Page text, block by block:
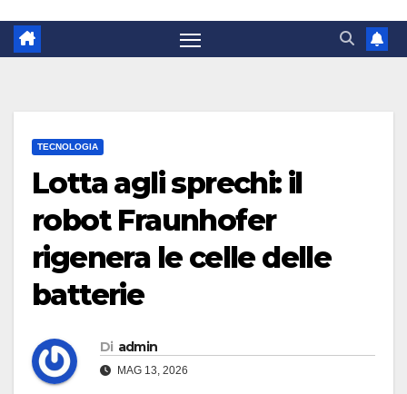
TECNOLOGIA
Lotta agli sprechi: il
robot Fraunhofer
rigenera le celle delle
batterie
Di admin
MAG 13, 2026